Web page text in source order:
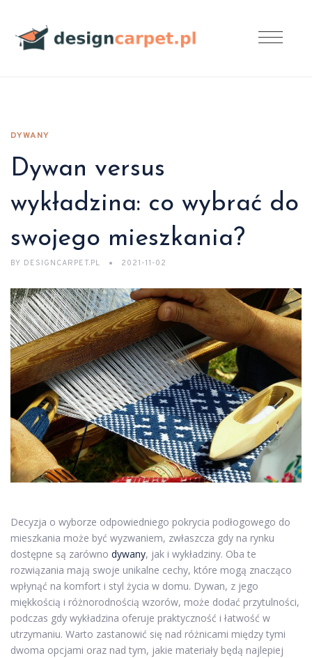
DYWANY
Dywan versus
wykładzina: co wybrać do
swojego mieszkania?
BY DESIGNCARPET.PL 2021-11-02
Decyzja o wyborze odpowiedniego pokrycia podłogowego do
mieszkania może być wyzwaniem, zwłaszcza gdy na rynku
dostępne są zarówno dywany, jak i wykładziny. Oba te
rozwiązania mają swoje unikalne cechy, które mogą znacząco
wpłynąć na komfort i styl życia w domu. Dywan, z jego
miękkością i różnorodnością wzorów, może dodać przytulności,
podczas gdy wykładzina oferuje praktyczność i łatwość w
utrzymaniu. Warto zastanowić się nad różnicami między tymi
dwoma opcjami oraz nad tym, jakie materiały będą najlepiej